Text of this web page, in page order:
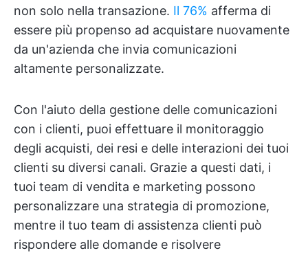
non solo nella transazione. Il 76% afferma di
essere più propenso ad acquistare nuovamente
da un'azienda che invia comunicazioni
altamente personalizzate.
Con l'aiuto della gestione delle comunicazioni
con i clienti, puoi effettuare il monitoraggio
degli acquisti, dei resi e delle interazioni dei tuoi
clienti su diversi canali. Grazie a questi dati, i
tuoi team di vendita e marketing possono
personalizzare una strategia di promozione,
mentre il tuo team di assistenza clienti può
rispondere alle domande e risolvere